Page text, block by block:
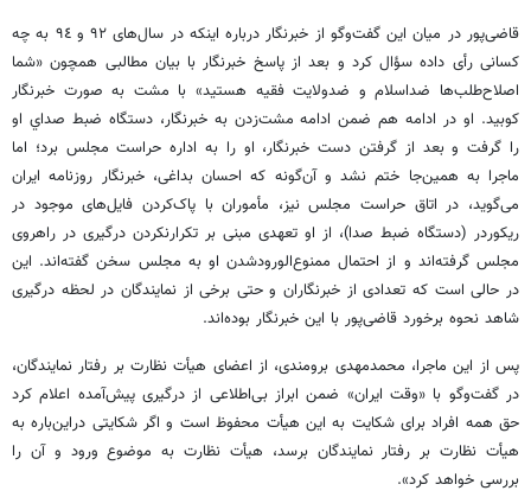
قاضی‌پور در میان این گفت‌وگو از خبرنگار درباره اینکه در سال‌های ٩٢ و ٩٤ به چه
کسانی رأی داده سؤال کرد و بعد از پاسخ خبرنگار با بیان مطالبی همچون «شما
اصلاح‌طلب‌ها ضداسلام و ضدولایت فقیه هستید» با مشت به صورت خبرنگار
کوبید. او در ادامه هم ضمن ادامه مشت‌زدن به خبرنگار، دستگاه ضبط صداي او
را گرفت و بعد از گرفتن دست خبرنگار، او را به اداره حراست مجلس برد؛ اما
ماجرا به همین‌جا ختم نشد و آن‌گونه که احسان بداغی، خبرنگار روزنامه ایران
می‌گوید، در اتاق حراست مجلس نیز، مأموران با پاک‌کردن فایل‌های موجود در
ریکوردر (دستگاه ضبط صدا)، از او تعهدی مبنی ‌بر تکرارنكردن درگیری در راهروی
مجلس گرفته‌‌اند و از احتمال ممنوع‌الورودشدن او به مجلس سخن گفته‌اند. این
در حالی است که تعدادی از خبرنگاران و حتی برخی از نمایندگان در لحظه درگیری
شاهد نحوه برخورد قاضی‌پور با این خبرنگار بوده‌اند.
پس از این ماجرا، محمدمهدی برومندی، از اعضای هیأت نظارت بر رفتار نمایندگان،
در گفت‌وگو با «وقت ایران» ضمن ابراز بی‌اطلاعی از درگیری پیش‌آمده اعلام کرد
حق همه افراد برای شکایت به این هیأت محفوظ است و اگر شکایتی در‌این‌باره به
هیأت نظارت بر رفتار نمایندگان برسد، هیأت نظارت به موضوع ورود و آن را
بررسی خواهد کرد».